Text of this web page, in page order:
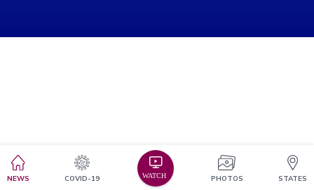
NEWS COVID-19 PHOTOS STATES